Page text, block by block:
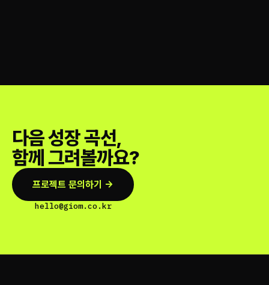
다음 성장 곡선,
함께 그려볼까요?
프로젝트 문의하기 →
hello@giom.co.kr